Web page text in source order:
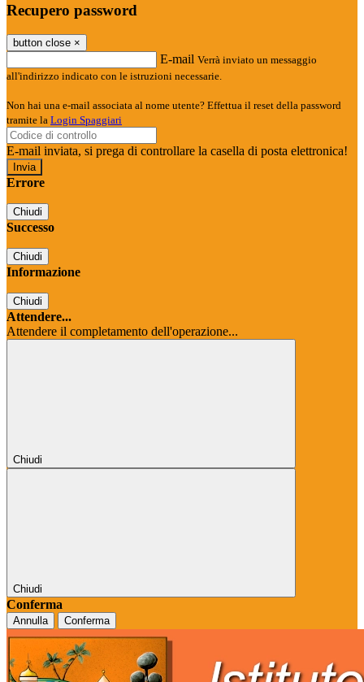
Recupero password
button close ×
E-mail Verrà inviato un messaggio
all'indirizzo indicato con le istruzioni necessarie.
Non hai una e-mail associata al nome utente? Effettua il reset della password
tramite la Login Spaggiari
E-mail inviata, si prega di controllare la casella di posta elettronica!
Errore
Chiudi
Successo
Chiudi
Informazione
Chiudi
Attendere...
Attendere il completamento dell'operazione...
Chiudi
Chiudi
Conferma
Annulla Conferma